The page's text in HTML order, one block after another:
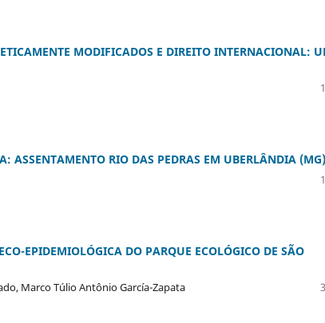
MODIFICADOS E DIREITO INTERNACIONAL:
ASSENTAMENTO RIO DAS PEDRAS EM UBERLÂNDIA (MG)
EPIDEMIOLÓGICA DO PARQUE ECOLÓGICO DE SÃO
Marco Túlio Antônio García-Zapata